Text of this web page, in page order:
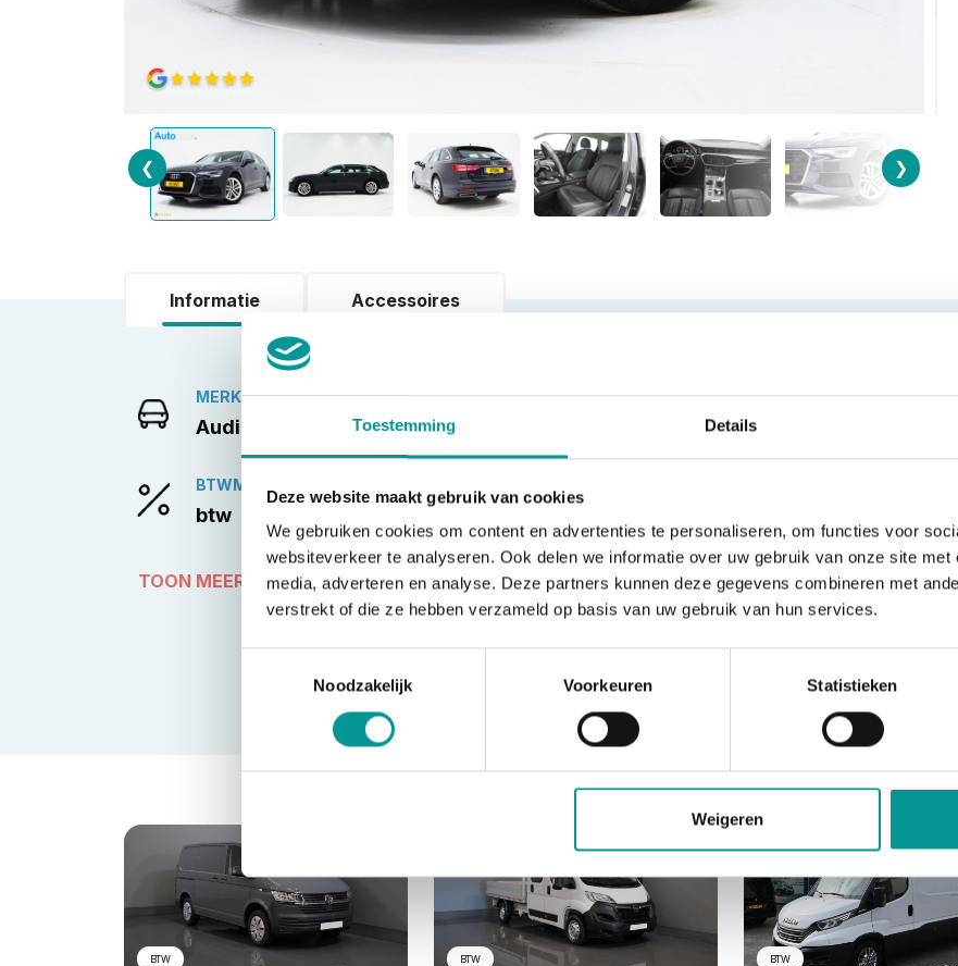
Toestemming Details
Deze website maakt gebruik van cookies
We gebruiken cookies om content en advertenties te personaliseren, om functies voor
websiteverkeer te analyseren. Ook delen we informatie over uw gebruik van onze site
media, adverteren en analyse. Deze partners kunnen deze gegevens combineren met
verstrekt of die ze hebben verzameld op basis van uw gebruik van hun services.
Noodzakelijk
Voorkeuren Statistieken
Weigeren
❮ ❯
Informatie Accessoires
MERK
Audi
KILOMETERSTAND BOUWJAAR
BTWMARGE
btw
TOON MEER
BTW BTW BTW